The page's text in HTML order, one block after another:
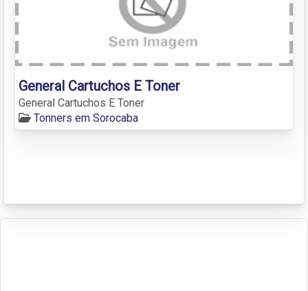
General Cartuchos E Toner
General Cartuchos E Toner
Tonners em Sorocaba